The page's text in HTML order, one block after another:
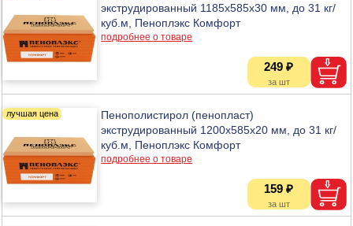
экструдированный 1185х585х30 мм, до 31 кг/
куб.м, Пеноплэкс Комфорт
подробнее о товаре
249 ₽
Пенополистирол (пенопласт)
экструдированный 1200х585х20 мм, до 31 кг/
куб.м, Пеноплэкс Комфорт
подробнее о товаре
159 ₽